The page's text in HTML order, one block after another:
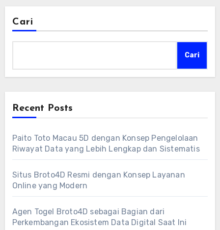
Cari
Cari
Recent Posts
Paito Toto Macau 5D dengan Konsep Pengelolaan
Riwayat Data yang Lebih Lengkap dan Sistematis
Situs Broto4D Resmi dengan Konsep Layanan
Online yang Modern
Agen Togel Broto4D sebagai Bagian dari
Perkembangan Ekosistem Data Digital Saat Ini